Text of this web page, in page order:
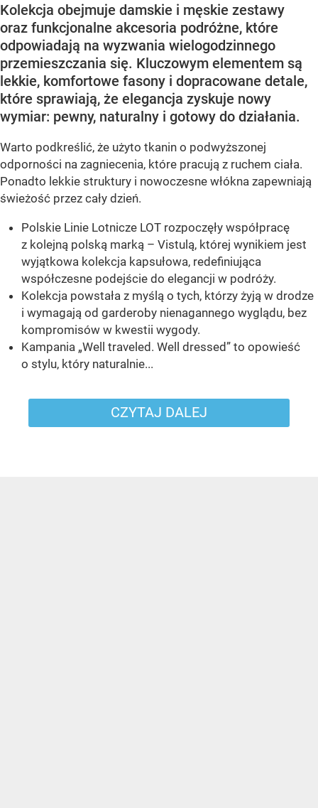
Kolekcja obejmuje damskie i męskie zestawy
oraz funkcjonalne akcesoria podróżne, które
odpowiadają na wyzwania wielogodzinnego
przemieszczania się. Kluczowym elementem są
lekkie, komfortowe fasony i dopracowane detale,
które sprawiają, że elegancja zyskuje nowy
wymiar: pewny, naturalny i gotowy do działania.
Warto podkreślić, że użyto tkanin o podwyższonej
odporności na zagniecenia, które pracują z ruchem ciała.
Ponadto lekkie struktury i nowoczesne włókna zapewniają
świeżość przez cały dzień.
Polskie Linie Lotnicze LOT rozpoczęły współpracę
z kolejną polską marką – Vistulą, której wynikiem jest
wyjątkowa kolekcja kapsułowa, redefiniująca
współczesne podejście do elegancji w podróży.
Kolekcja powstała z myślą o tych, którzy żyją w drodze
i wymagają od garderoby nienagannego wyglądu, bez
kompromisów w kwestii wygody.
Kampania „Well traveled. Well dressed” to opowieść
o stylu, który naturalnie...
CZYTAJ DALEJ